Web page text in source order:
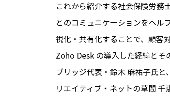
これから紹介する社会保険労務
とのコミュニケーションをヘル
視化・共有化することで、顧客
Zoho Desk の導入した経緯とそ
ブリッジ代表・鈴木 麻祐子氏
リエイティブ・ネットの草間 千